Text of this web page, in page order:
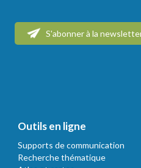
S'abonner à la
Outils en ligne
Supports de communication
Recherche thématique